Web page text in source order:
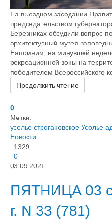
На выездном заседании
председательством
Березниках обсудили вопрос
архитектурный музея-
Напомним, на минувшей
рекреационной зоны на
победителем Всероссийского
Продолжить чтение
0
Метки:
усолье строгановское Усолье
Новости
1329
0
03.09.2021
ПЯТНИЦА 03
г. N 33 (781)